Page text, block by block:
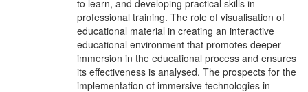
to learn, and developing practical skills in
professional training. The role of visualisation of
educational material in creating an interactive
educational environment that promotes deeper
immersion in the educational process and ensures
its effectiveness is analysed. The prospects for the
implementation of immersive technologies in